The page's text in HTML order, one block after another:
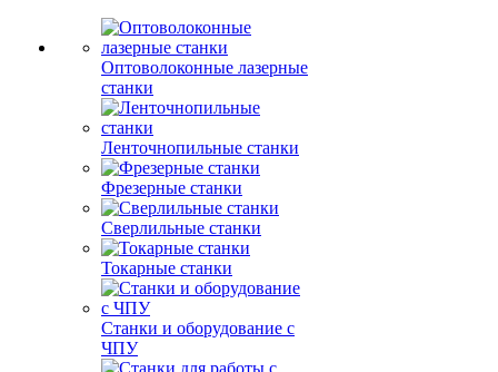
Оптоволоконные лазерные
станки
Ленточнопильные станки
Фрезерные станки
Сверлильные станки
Токарные станки
Станки и оборудование с
ЧПУ